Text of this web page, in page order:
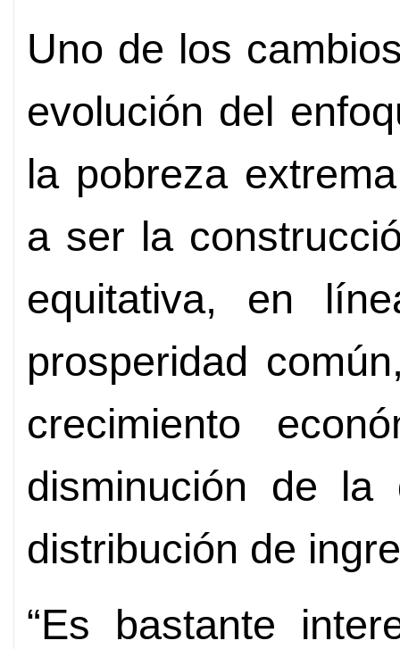
Uno de los
evolución del
la pobreza
a ser la
equitativa, en
prosperidad
crecimiento
disminución de la
distribución de
“Es bastante